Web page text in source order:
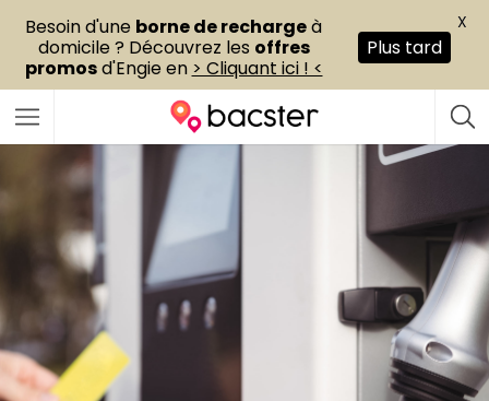
Besoin d'une borne de rechargeà
domicile ? Découvrez les offres
promosd'Engie en > Cliquant ici ! <
Plus tard
X